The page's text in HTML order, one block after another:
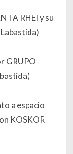
RHEI y su
GRUPO
a espacio
KOSKOR